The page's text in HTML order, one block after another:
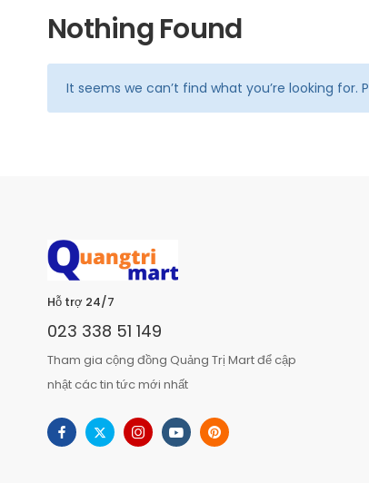
Nothing Found
It seems we can’t find what you’re looking for.
Hỗ trợ 24/7
023 338 51 149
Tham gia cộng đồng Quảng Trị Mart để cập
nhật các tin tức mới nhất